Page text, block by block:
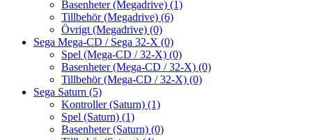
Basenheter (Megadrive) (1)
Tillbehör (Megadrive) (6)
Övrigt (Megadrive) (0)
Sega Mega-CD / Sega 32-X (0)
Spel (Mega-CD / 32-X) (0)
Basenheter (Mega-CD / 32-X) (0)
Tillbehör (Mega-CD / 32-X) (0)
Sega Saturn (5)
Kontroller (Saturn) (1)
Spel (Saturn) (1)
Basenheter (Saturn) (0)